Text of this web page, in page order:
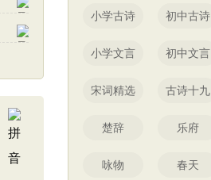
小学古诗 初中古诗
小学文言 初中文言
宋词精选 古诗十九
楚辞 乐府
咏物 春天